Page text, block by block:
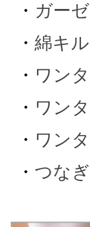
・ ガー
・ 綿キ
・ ワン
・ ワン
・ ワン
・ つな